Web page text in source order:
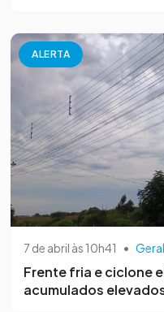
ALERTA
7 de abril às 10h41 • Geral
Frente fria e ciclone
acumulados